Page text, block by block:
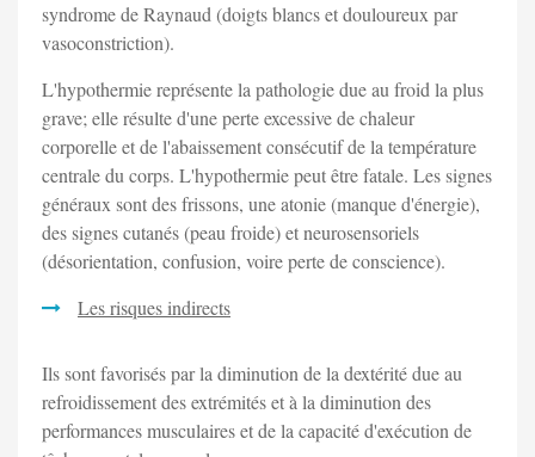
syndrome de Raynaud (doigts blancs et douloureux par
vasoconstriction).
L'hypothermie représente la pathologie due au froid la plus
grave; elle résulte d'une perte excessive de chaleur
corporelle et de l'abaissement consécutif de la température
centrale du corps. L'hypothermie peut être fatale. Les signes
généraux sont des frissons, une atonie (manque d'énergie),
des signes cutanés (peau froide) et neurosensoriels
(désorientation, confusion, voire perte de conscience).
Les risques indirects
Ils sont favorisés par la diminution de la dextérité due au
refroidissement des extrémités et à la diminution des
performances musculaires et de la capacité d'exécution de